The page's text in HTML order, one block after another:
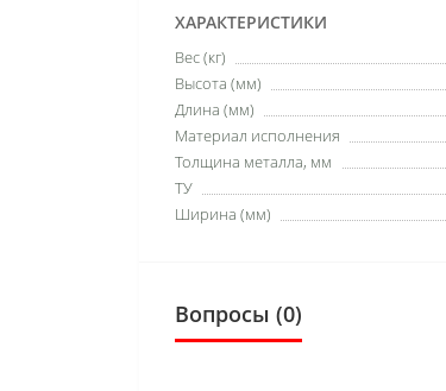
ХАРАКТЕРИСТИКИ
Вес (кг)
Высота (мм)
Длина (мм)
Материал исполнения
Толщина металла, мм
ТУ
Ширина (мм)
Вопросы (0)